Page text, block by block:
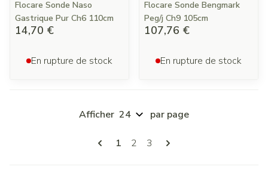
Flocare Sonde Naso
Gastrique Pur Ch6 110cm
14,70 €
En rupture de stock
Flocare Sonde Bengmark
Peg/j Ch9 105cm
107,76 €
En rupture de stock
Pages
Vous lisez actuellement la page
1 Page
2 Page
3
Afficher par page